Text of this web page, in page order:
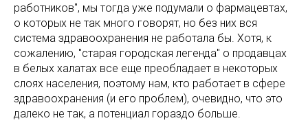
работников", мы тогда уже подумали о фармацевтах,
о которых не так много говорят, но без них вся
система здравоохранения не работала бы. Хотя, к
сожалению, "старая городская легенда" о продавцах
в белых халатах все еще преобладает в некоторых
слоях населения, поэтому нам, кто работает в сфере
здравоохранения (и его проблем), очевидно, что это
далеко не так, а потенциал гораздо больше.